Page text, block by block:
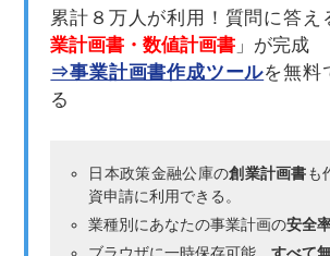
累計８万人が利用！質問に答え
業計画書・数値計画書 」が完成
⇒事業計画書作成ツールを無料
る
日本政策金融公庫の創業計画書も
資申請に利用できる。
業種別にあなたの事業計画の安全